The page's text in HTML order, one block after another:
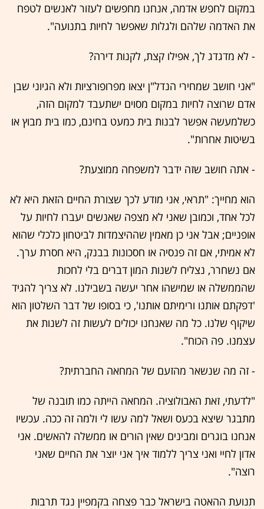
במקום לחפש אדמה, אנחנו מחפשים לעזור לאנשים לטפח
את האדמה שלהם ולגלות שאפשר לחיות בתנועה".
- לא מדגדג לך, אפילו קצת, לקנות דירה?
"אני חושב שמחירי הנדל"ן יצאו מפרופורציות ולא הגיוני שבן
אדם שרוצה לחיות במקום מסוים ישתעבד למקום הזה,
כשלמעשה אפשר לבנות בית כמעט בחינם, כמו בית מבוץ או
בשיטות אחרות".
- אתה חושב שזה ידבר למשפחה ממוצעת?
הוא מחייך: "תראי, אני מודע לכך שצורת החיים הזאת היא לא
לכל אחד, וכמובן שאני לא מצפה שאנשים יעברו לחיות על
אופניים; אבל אני כן מאמין שההיצמדות לביטחון כלכלי שהוא
לא אמיתי, אם זה פנסיה או חסכונות בבנק, היא חסרת ערך.
אם נשחרר, נצליח לשנות המון דברים בלי לחכות
שהממשלה או שמישהו אחר יעשה בשבילנו. לא צריך להגיד
'דפקתם אותנו ורימיתם אותנו', כי בסופו של דבר השלטון הוא
שיקוף שלנו. כל מה שאנחנו יכולים לעשות זה לשנות את
עצמנו. פה הכוח".
- זה מה שנשאר מהזעם של המחאה החברתית?
"לדעתי, זאת האבולוציה. המחאה הייתה כמו תובנה של
מתבגר שיצא בכעס ושאל למה עשו לי ולמה זה ככה. עכשיו
אנחנו בוגרים ומבינים שאין הורים או ממשלה להאשים. אני
אדון לחיי ואני צריך ללמוד איך אני יוצר את החיים שאני
רוצה".
תנועת ההאטה בישראל כבר פצחה בקמפיין נגד תרבות